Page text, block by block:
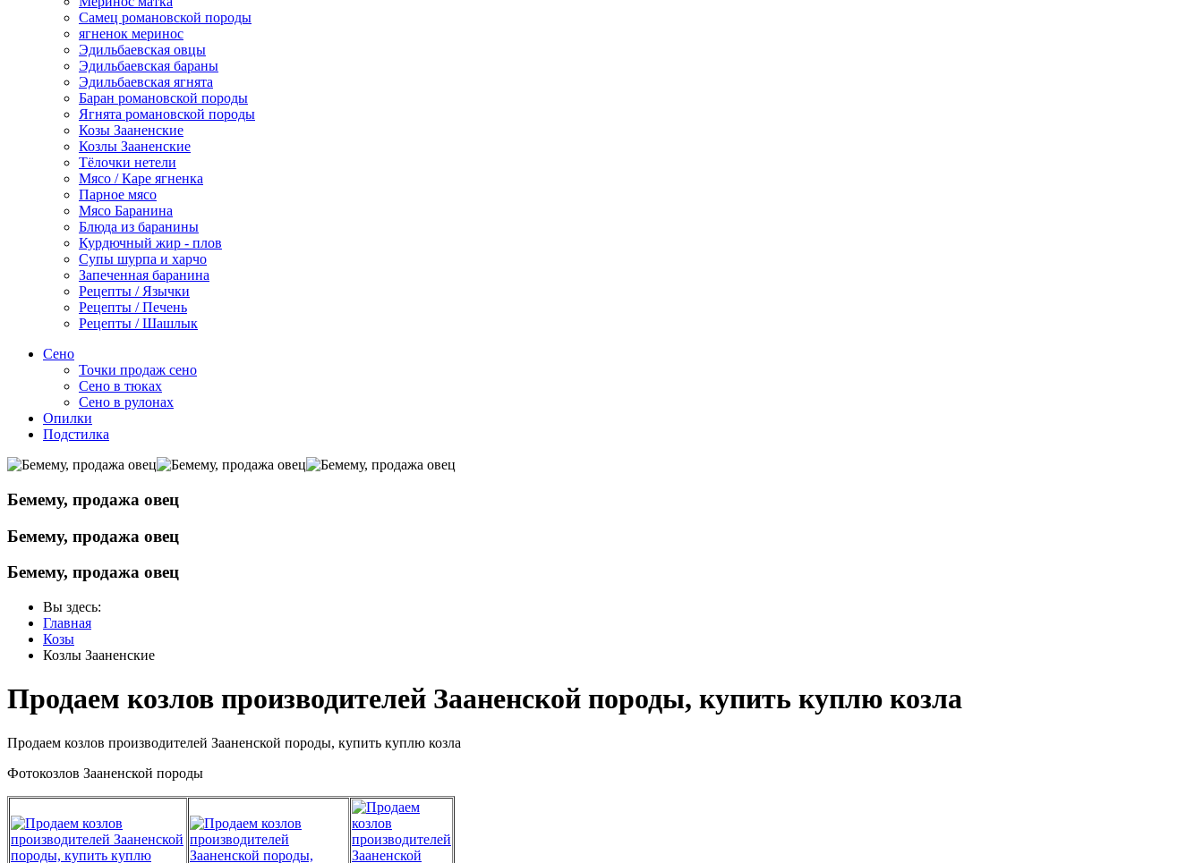
Самец романовской породы
ягненок меринос
Эдильбаевская овцы
Эдильбаевская бараны
Эдильбаевская ягнята
Баран романовской породы
Ягнята романовской породы
Козы Зааненские
Козлы Зааненские
Тёлочки нетели
Мясо / Каре ягненка
Парное мясо
Мясо Баранина
Блюда из баранины
Курдючный жир - плов
Супы шурпа и харчо
Запеченная баранина
Рецепты / Язычки
Рецепты / Печень
Рецепты / Шашлык
Сено
Точки продаж сено
Сено в тюках
Сено в рулонах
Опилки
Подстилка
Бемему, продажа овец
Бемему, продажа овец
Бемему, продажа овец
Вы здесь:
Главная
Козы
Козлы Зааненские
Продаем козлов производителей Зааненской породы, купить куплю козла
Продаем козлов производителей Зааненской породы, купить куплю козла
Фотокозлов Зааненской породы